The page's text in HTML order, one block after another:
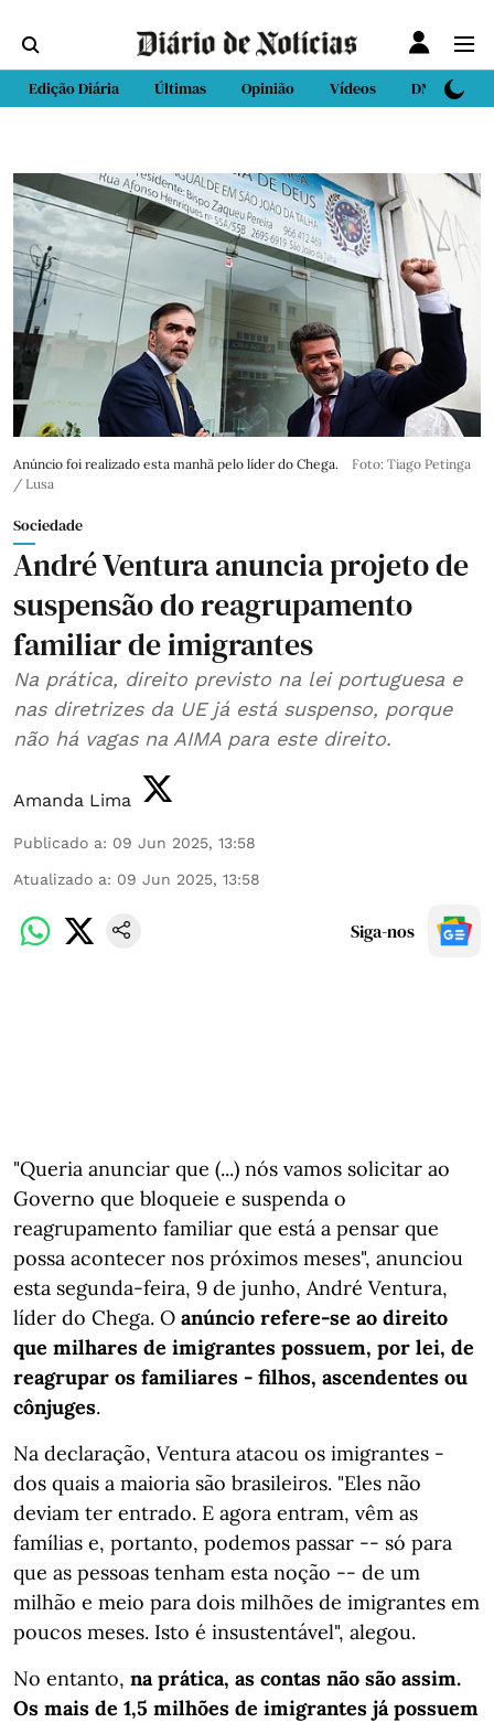
Edição Diária Últimas Opinião Vídeos DN Sport
Anúncio foi realizado esta manhã pelo líder do Chega.
Foto: Tiago Petinga
/ Lusa
Sociedade
André Ventura anuncia projeto de
suspensão do reagrupamento
familiar de imigrantes
Na prática, direito previsto na lei portuguesa e
nas diretrizes da UE já está suspenso, porque
não há vagas na AIMA para este direito.
Amanda Lima
Publicado a: 09 Jun 2025, 13:58
Atualizado a: 09 Jun 2025, 13:58
Siga-nos
"Queria anunciar que (...) nós vamos solicitar ao
Governo que bloqueie e suspenda o
reagrupamento familiar que está a pensar que
possa acontecer nos próximos meses", anunciou
esta segunda-feira, 9 de junho, André Ventura,
líder do Chega. O anúncio refere-se ao direito
que milhares de imigrantes possuem, por lei, de
reagrupar os familiares - filhos, ascendentes ou
cônjuges.
Na declaração, Ventura atacou os imigrantes -
dos quais a maioria são brasileiros. "Eles não
deviam ter entrado. E agora entram, vêm as
famílias e, portanto, podemos passar -- só para
que as pessoas tenham esta noção -- de um
milhão e meio para dois milhões de imigrantes em
poucos meses. Isto é insustentável", alegou.
No entanto, na prática, as contas não são assim.
Os mais de 1,5 milhões de imigrantes já possuem